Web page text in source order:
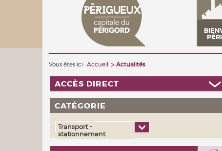
Vous êtes ici : Accueil Actualités
ACCÈS DIRECT
CATÉGORIE
Transport -
stationnement